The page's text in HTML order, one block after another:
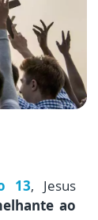
13, Jesus
ao